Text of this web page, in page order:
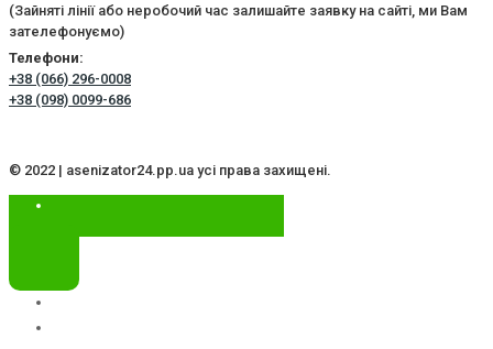
(Зайняті лінії або неробочий час залишайте заявку на сайті, ми Вам
зателефонуємо)
Телефони:
+38 (066) 296-0008
+38 (098) 0099-686
© 2022 | asenizator24.pp.ua усі права захищені.